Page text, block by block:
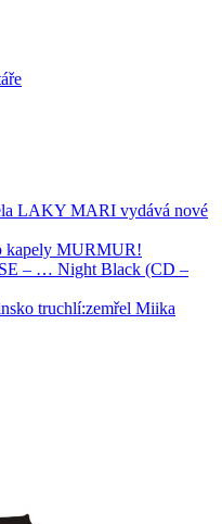
LAKY MARI vydává nové
kapely MURMUR!
– … Night Black (CD –
truchlí:zemřel Miika